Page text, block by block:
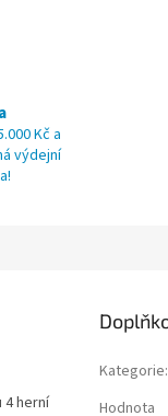
Kč a
výdejní
4 herní
Kategorie:
Hodnota